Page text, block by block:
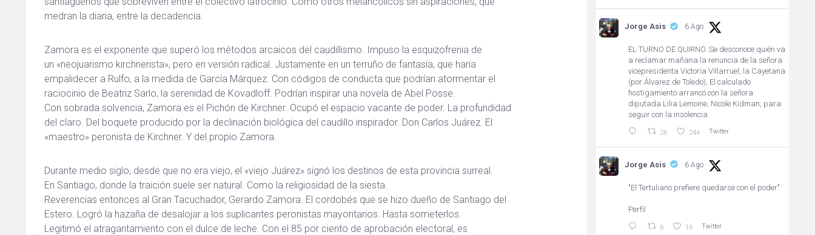
medran la diaria, entre la decadencia.
Zamora es el exponente que superó los métodos arcaicos del caudillismo. Impuso la esquizofrenia de
un «neojuarismo kirchnerista», pero en versión radical. Justamente en un terruño de fantasía, que haría
empalidecer a Rulfo, a la medida de García Márquez. Con códigos de conducta que podrían atormentar el
raciocinio de Beatriz Sarlo, la serenidad de Kovadloff. Podrían inspirar una novela de Abel Posse.
Con sobrada solvencia, Zamora es el Pichón de Kirchner. Ocupó el espacio vacante de poder. La profundidad
del claro. Del boquete producido por la declinación biológica del caudillo inspirador. Don Carlos Juárez. El
«maestro» peronista de Kirchner. Y del propio Zamora.
Durante medio siglo, desde que no era viejo, el «viejo Juárez» signó los destinos de esta provincia surreal.
En Santiago, donde la traición suele ser natural. Como la religiosidad de la siesta.
Reverencias entonces al Gran Tacuchador, Gerardo Zamora. El cordobés que se hizo dueño de Santiago del
Estero. Logró la hazaña de desalojar a los suplicantes peronistas mayoritarios. Hasta someterlos.
Legitimó el atragantamiento con el dulce de leche. Con el 85 por ciento de aprobación electoral, es
Jorge Asis 6 Ago
EL TURNO DE QUIRNO. Se desconoce quién va
a reclamar mañana la renuncia de la señora
vicepresidenta Victoria Villarruel, la Cayetana
(por Álvarez de Toledo), El calculado
hostigamiento arrancó con la señora
diputada Lilia Lemoine, Nicole Kidman, para
seguir con la insolencia
26 244 Twitter
Jorge Asis 6 Ago
"El Tertuliano prefiere quedarse con el poder"
Perfil
6 16 Twitter